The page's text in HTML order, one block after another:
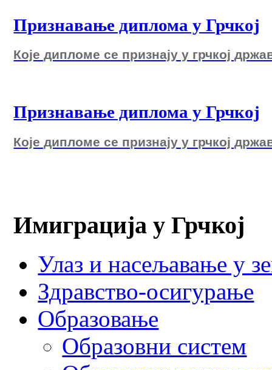
Признавање диплома у Грчкој
Које дипломе се признају у грчкој
Признавање диплома у Грчкој
Које дипломе се признају у грчкој
Имиграција у Грчкој
Улаз и насељавање у
Здравство-осигурање
Образовање
Образовни систем